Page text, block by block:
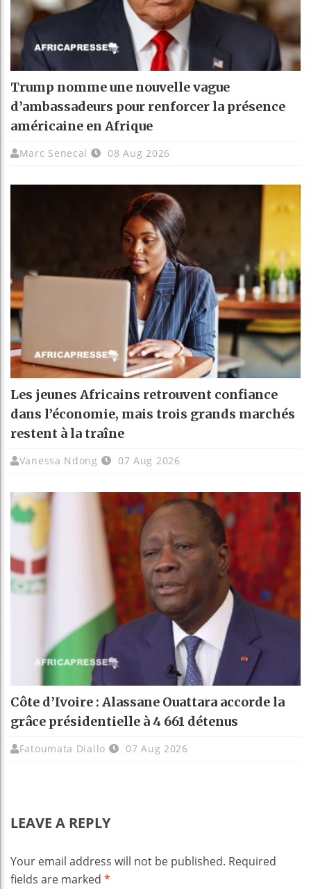
Trump nomme une nouvelle vague
d’ambassadeurs pour renforcer la présence
américaine en Afrique
Marc Senecal 08 Aug 2026
Les jeunes Africains retrouvent confiance
dans l’économie, mais trois grands marchés
restent à la traîne
Vanessa Ndong 07 Aug 2026
Côte d’Ivoire : Alassane Ouattara accorde la
grâce présidentielle à 4 661 détenus
Fatoumata Diallo 07 Aug 2026
LEAVE A REPLY
Your email address will not be published. Required
fields are marked *